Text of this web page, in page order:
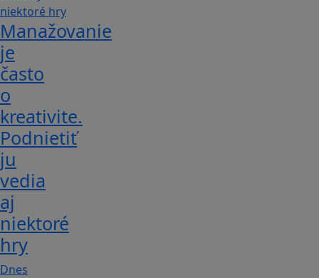
Manažovanie
je
často
o
kreativite.
Podnietiť
ju
vedia
aj
niektoré
hry
Dnes